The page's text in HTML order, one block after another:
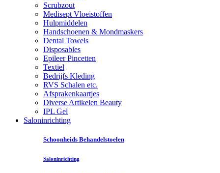
Scrubzout
Medisept Vloeistoffen
Hulpmiddelen
Handschoenen & Mondmaskers
Dental Towels
Disposables
Epileer Pincetten
Textiel
Bedrijfs Kleding
RVS Schalen etc.
Afsprakenkaartjes
Diverse Artikelen Beauty
IPL Gel
Saloninrichting
Schoonheids Behandelstoelen
Saloninrichting